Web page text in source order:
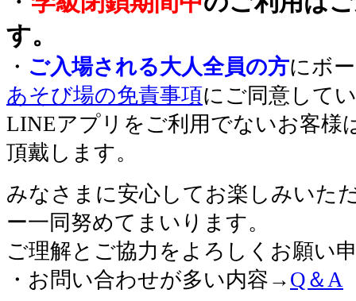
す。
・ ご入場される大人全員の方にボ
あそび場の免責事項にご同意して
LINEアプリをご利用でないお客様
頂戴します。
みなさまに安心してお楽しみいた
ー一同努めてまいります。
ご理解とご協力をよろしくお願い
・お問い合わせが多い内容→ Q＆A